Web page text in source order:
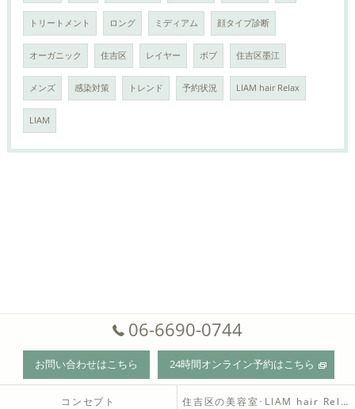
トリートメント ロング ミディアム 顔タイプ診断
オーガニック 住吉区 レイヤー ボブ 住吉区墨江
メンズ 感染対策 トレンド 予約状況 LIAM hair Relax
LIAM
06-6690-0744
お問い合わせはこちら 24時間オンライン予約はこちら
コンセプト 住吉区の美容室･LIAM hair Relaxの口コミ情報